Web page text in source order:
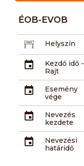
ÉOB-EVOB
Helyszín
Kezdő idő -
Rajt
Esemény
vége
Nevezés
kezdete
Nevezési
határidő